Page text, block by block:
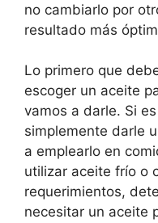
no cambiarlo por
resultado más
Lo primero que
escoger un aceite
vamos a darle. Si
simplemente darle
a emplearlo en
utilizar aceite frío o
requerimientos,
necesitar un aceite